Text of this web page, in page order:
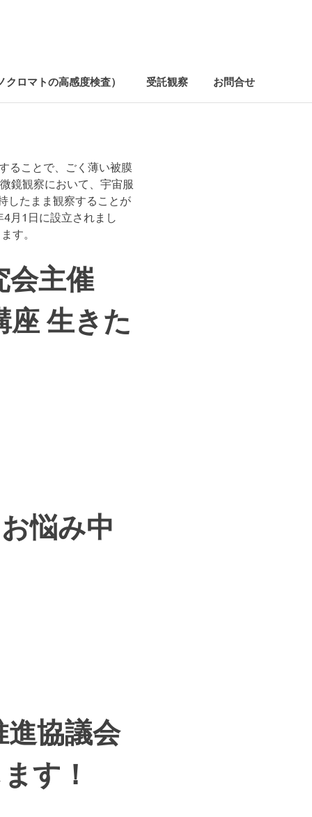
ロマトの高感度検査） 受託観察 お問合せ
ることで、ごく薄い被膜
鏡観察において、宇宙服
したまま観察することが
月1日に設立されまし
す。
会主催
生きた
悩み中
協議会
す！